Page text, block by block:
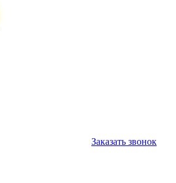
Заказать звонок